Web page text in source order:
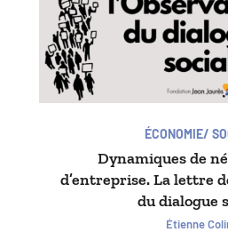
ÉCONOMIE/
Dynamiques de
d’entreprise. La lettre
du dialogue
Étienne